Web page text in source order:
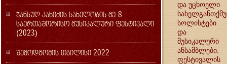
ჯანსუღ კახიძის სახელობის მე-8
საერთაშორისო მუსიკალური ფესტივალი
(2023)
შემოდგომის თბილისი 2022
და უცხოელი
სოლისტები
და
მუსიკალური
ანსამბლები.
ფესტივალის